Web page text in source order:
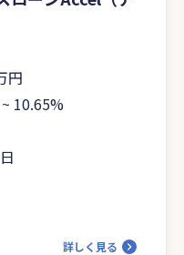
円
~ 10.65%
詳しく見る